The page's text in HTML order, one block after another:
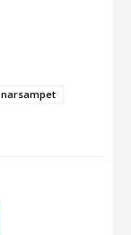
narsampet